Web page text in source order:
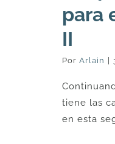
para
II
Por Arlain |
tiene las
en esta